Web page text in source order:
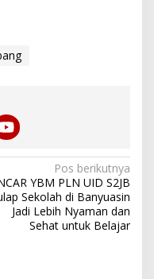
Pos berikutnya
YBM PLN UID S2JB
Sekolah di Banyuasin
Jadi Lebih Nyaman dan
Sehat untuk Belajar